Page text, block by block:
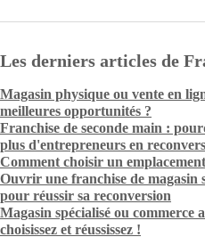
Les derniers articles de
Magasin physique ou vente en
meilleures opportunités ?
Franchise de seconde main :
plus d'entrepreneurs en
Comment choisir un
Ouvrir une franchise de magasin
pour réussir sa reconversion
Magasin spécialisé ou commerce
choisissez et réussissez !